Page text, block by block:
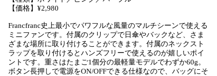
【価格】¥2,980
Francfranc史上最小でパワフルな風量のマルチシーンで使える
ミニファンです。付属のクリップで日傘やバックなど、さま
ざまな場所に取り付けることができます。付属のネックスト
ラップを取り付けるとハンズフリーで使えるのが嬉しいポイ
ントです。重さはたまご1個分の最軽量モデルでわずか60g。
ボタン長押しで電源をON/OFFできる仕様なので、バッグにそ